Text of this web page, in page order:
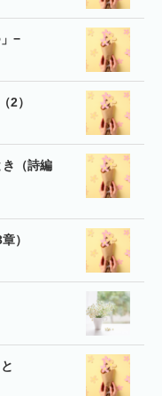
−
2）
（詩編
）